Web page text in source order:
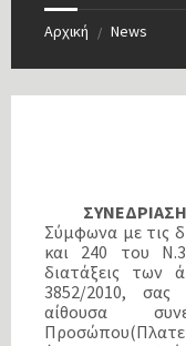
Αρχική / News
Σύμφωνα με τις
και 240 του
διατάξεις των
3852/2010,
αίθουσα